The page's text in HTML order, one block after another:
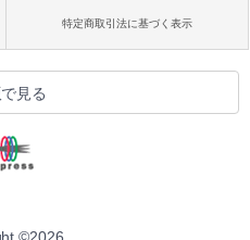
特定商取引法に基づく表示
見る